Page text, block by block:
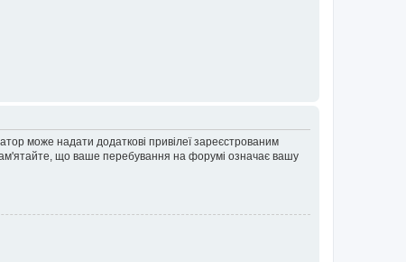
може надати додаткові привілеї зареєстрованим
що ваше перебування на форумі означає вашу